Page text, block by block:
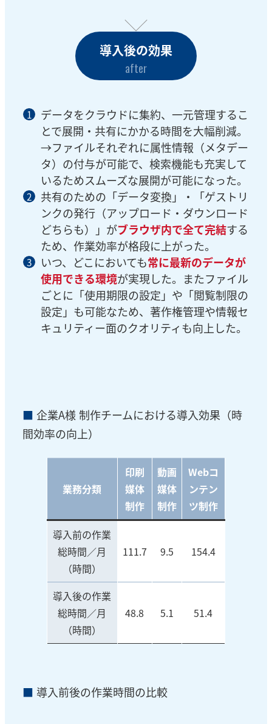
after
導入後の効果
データをクラウドに集約、一元管理するこ
とで展開・共有にかかる時間を大幅削減。
→ファイルそれぞれに属性情報（メタデー
タ）の付与が可能で、検索機能も充実して
いるためスムーズな展開が可能になった。
共有のための「データ変換」・「ゲストリ
ンクの発行（アップロード・ダウンロード
どちらも）」がブラウザ内で全て完結する
ため、作業効率が格段に上がった。
いつ、どこにおいても常に最新のデータが
使用できる環境が実現した。またファイル
ごとに「使用期限の設定」や「閲覧制限の
設定」も可能なため、著作権管理や情報セ
キュリティー面のクオリティも向上した。
■ 企業A様 制作チームにおける導入効果（時
間効率の向上）
業務分類
印刷
媒体
制作
動画
媒体
制作
Webコ
ンテン
ツ制作
導入前の作業
総時間／月
（時間）
111.7 9.5 154.4
導入後の作業
総時間／月
（時間）
48.8 5.1 51.4
■ 導入前後の作業時間の比較